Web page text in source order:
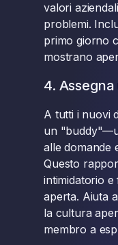
valori
problemi.
primo giorno
mostrano
4.
A tutti i nuovi
un
alle domande
Questo
intimidatorio
aperta. Aiuta
la cultura
membro a